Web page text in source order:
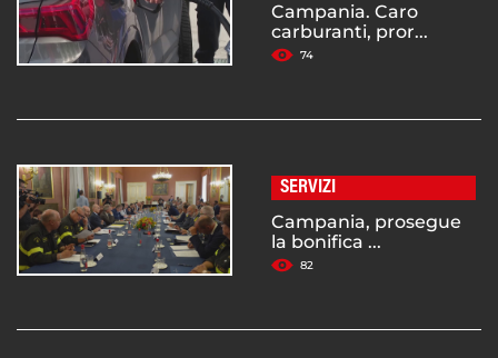
Campania. Caro
carburanti, pror...
74
SERVIZI
Campania, prosegue
la bonifica ...
82